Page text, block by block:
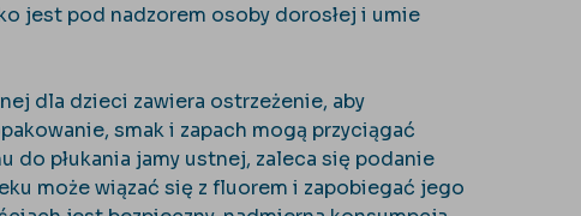
jest pod nadzorem osoby dorosłej i umie
dla dzieci zawiera ostrzeżenie, aby
smak i zapach mogą przyciągać
do płukania jamy ustnej, zaleca się podanie
może wiązać się z fluorem i zapobiegać jego